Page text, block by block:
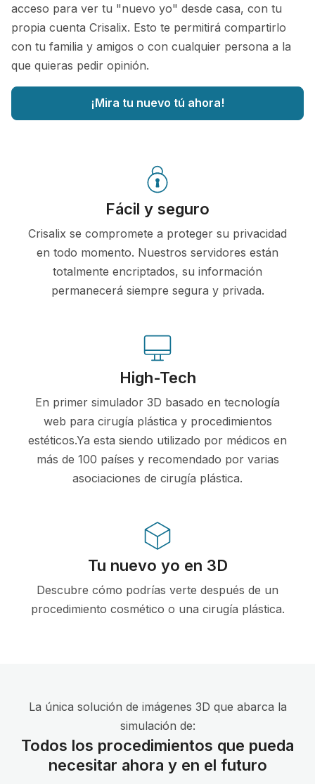
acceso para ver tu "nuevo yo" desde casa, con tu
propia cuenta Crisalix. Esto te permitirá compartirlo
con tu familia y amigos o con cualquier persona a la
que quieras pedir opinión.
¡Mira tu nuevo tú ahora!
Fácil y seguro
Crisalix se compromete a proteger su privacidad
en todo momento. Nuestros servidores están
totalmente encriptados, su información
permanecerá siempre segura y privada.
High-Tech
En primer simulador 3D basado en tecnología
web para cirugía plástica y procedimientos
estéticos.Ya esta siendo utilizado por médicos en
más de 100 países y recomendado por varias
asociaciones de cirugía plástica.
Tu nuevo yo en 3D
Descubre cómo podrías verte después de un
procedimiento cosmético o una cirugía plástica.
La única solución de imágenes 3D que abarca la
simulación de:
Todos los procedimientos que pueda
necesitar ahora y en el futuro